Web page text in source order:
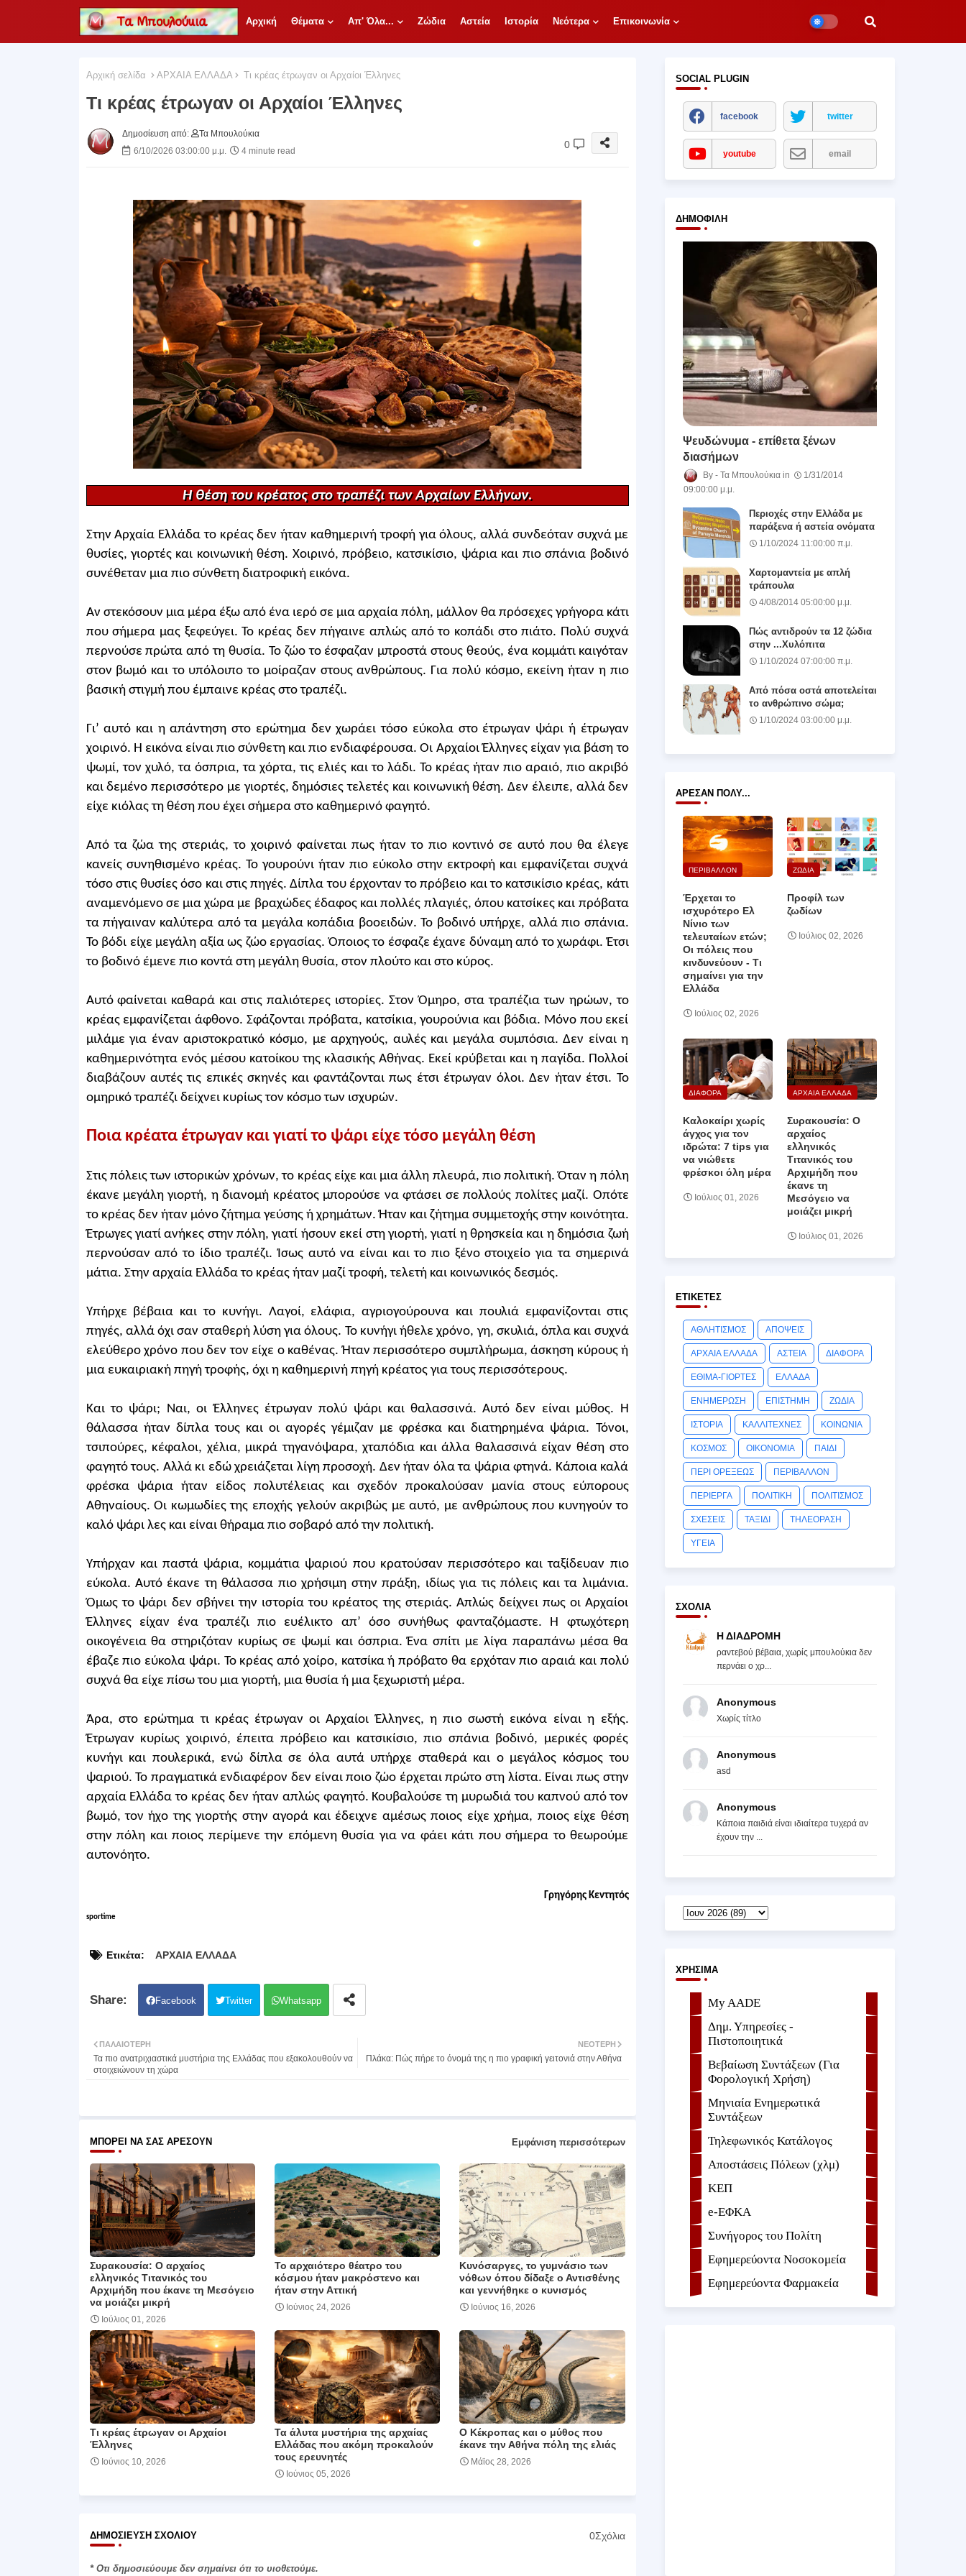
Αρχική Θέματα Απ' Όλα... Ζώδια Αστεία Ιστορία Νεότερα Επικοινωνία
Αρχική σελίδα ΑΡΧΑΙΑ ΕΛΛΑΔΑ Τι κρέας έτρωγαν οι Αρχαίοι Έλληνες
Τι κρέας έτρωγαν οι Αρχαίοι Έλληνες
Δημοσίευση από:
Τα Μπουλούκια
6/10/2026 03:00:00 μ.μ.
4 minute read
0
Η θέση του κρέατος στο τραπέζι των Αρχαίων Ελλήνων.
Στην Αρχαία Ελλάδα το κρέας δεν ήταν καθημερινή τροφή για όλους, αλλά συνδεόταν συχνά με
θυσίες, γιορτές και κοινωνική θέση. Χοιρινό, πρόβειο, κατσικίσιο, ψάρια και πιο σπάνια βοδινό
συνέθεταν μια πιο σύνθετη διατροφική εικόνα.
Αν στεκόσουν μια μέρα έξω από ένα ιερό σε μια αρχαία πόλη, μάλλον θα πρόσεχες γρήγορα κάτι
που σήμερα μας ξεφεύγει. Το κρέας δεν πήγαινε απλώς από το κοπάδι στο πιάτο. Πολύ συχνά
περνούσε πρώτα από τη θυσία. Το ζώο το έσφαζαν μπροστά στους θεούς, ένα κομμάτι καιγόταν
στον βωμό και το υπόλοιπο το μοίραζαν στους ανθρώπους. Για πολύ κόσμο, εκείνη ήταν η πιο
βασική στιγμή που έμπαινε κρέας στο τραπέζι.
Γι’ αυτό και η απάντηση στο ερώτημα δεν χωράει τόσο εύκολα στο έτρωγαν ψάρι ή έτρωγαν
χοιρινό. Η εικόνα είναι πιο σύνθετη και πιο ενδιαφέρουσα. Οι Αρχαίοι Έλληνες είχαν για βάση το
ψωμί, τον χυλό, τα όσπρια, τα χόρτα, τις ελιές και το λάδι. Το κρέας ήταν πιο αραιό, πιο ακριβό
και δεμένο περισσότερο με γιορτές, δημόσιες τελετές και κοινωνική θέση. Δεν έλειπε, αλλά δεν
είχε κιόλας τη θέση που έχει σήμερα στο καθημερινό φαγητό.
Από τα ζώα της στεριάς, το χοιρινό φαίνεται πως ήταν το πιο κοντινό σε αυτό που θα έλεγε
κανείς συνηθισμένο κρέας. Το γουρούνι ήταν πιο εύκολο στην εκτροφή και εμφανίζεται συχνά
τόσο στις θυσίες όσο και στις πηγές. Δίπλα του έρχονταν το πρόβειο και το κατσικίσιο κρέας, κάτι
αναμενόμενο σε μια χώρα με βραχώδες έδαφος και πολλές πλαγιές, όπου κατσίκες και πρόβατα
τα πήγαιναν καλύτερα από τα μεγάλα κοπάδια βοοειδών. Το βοδινό υπήρχε, αλλά πιο σπάνια.
Το βόδι είχε μεγάλη αξία ως ζώο εργασίας. Όποιος το έσφαζε έχανε δύναμη από το χωράφι. Έτσι
το βοδινό έμενε πιο κοντά στη μεγάλη θυσία, στον πλούτο και στο κύρος.
Αυτό φαίνεται καθαρά και στις παλιότερες ιστορίες. Στον Όμηρο, στα τραπέζια των ηρώων, το
κρέας εμφανίζεται άφθονο. Σφάζονται πρόβατα, κατσίκια, γουρούνια και βόδια. Μόνο που εκεί
μιλάμε για έναν αριστοκρατικό κόσμο, με αρχηγούς, αυλές και μεγάλα συμπόσια. Δεν είναι η
καθημερινότητα ενός μέσου κατοίκου της κλασικής Αθήνας. Εκεί κρύβεται και η παγίδα. Πολλοί
διαβάζουν αυτές τις επικές σκηνές και φαντάζονται πως έτσι έτρωγαν όλοι. Δεν ήταν έτσι. Το
ομηρικό τραπέζι δείχνει κυρίως τον κόσμο των ισχυρών.
Ποια κρέατα έτρωγαν και γιατί το ψάρι είχε τόσο μεγάλη θέση
Στις πόλεις των ιστορικών χρόνων, το κρέας είχε και μια άλλη πλευρά, πιο πολιτική. Όταν η πόλη
έκανε μεγάλη γιορτή, η διανομή κρέατος μπορούσε να φτάσει σε πολλούς πολίτες μαζί. Οπότε
το κρέας δεν ήταν μόνο ζήτημα γεύσης ή χρημάτων. Ήταν και ζήτημα συμμετοχής στην κοινότητα.
Έτρωγες γιατί ανήκες στην πόλη, γιατί ήσουν εκεί στη γιορτή, γιατί η θρησκεία και η δημόσια ζωή
περνούσαν από το ίδιο τραπέζι. Ίσως αυτό να είναι και το πιο ξένο στοιχείο για τα σημερινά
μάτια. Στην αρχαία Ελλάδα το κρέας ήταν μαζί τροφή, τελετή και κοινωνικός δεσμός.
Υπήρχε βέβαια και το κυνήγι. Λαγοί, ελάφια, αγριογούρουνα και πουλιά εμφανίζονται στις
πηγές, αλλά όχι σαν σταθερή λύση για όλους. Το κυνήγι ήθελε χρόνο, γη, σκυλιά, όπλα και συχνά
ελεύθερο χρόνο που δεν τον είχε ο καθένας. Ήταν περισσότερο συμπλήρωμα, άσκηση κύρους ή
μια ευκαιριακή πηγή τροφής, όχι η καθημερινή πηγή κρέατος για τους περισσότερους.
Και το ψάρι; Ναι, οι Έλληνες έτρωγαν πολύ ψάρι και θαλασσινά. Αυτό δεν είναι μύθος. Η
θάλασσα ήταν δίπλα τους και οι αγορές γέμιζαν με φρέσκα και διατηρημένα ψάρια. Τόνοι,
τσιπούρες, κέφαλοι, χέλια, μικρά τηγανόψαρα, χταπόδια και άλλα θαλασσινά είχαν θέση στο
φαγητό τους. Αλλά κι εδώ χρειάζεται λίγη προσοχή. Δεν ήταν όλα τα ψάρια φτηνά. Κάποια καλά
φρέσκα ψάρια ήταν είδος πολυτέλειας και σχεδόν προκαλούσαν μανία στους εύπορους
Αθηναίους. Οι κωμωδίες της εποχής γελούν ακριβώς με αυτό, με ανθρώπους που κυνηγούν το
καλό ψάρι λες και είναι θήραμα πιο σοβαρό από την πολιτική.
Υπήρχαν και παστά ψάρια, κομμάτια ψαριού που κρατούσαν περισσότερο και ταξίδευαν πιο
εύκολα. Αυτό έκανε τη θάλασσα πιο χρήσιμη στην πράξη, ιδίως για τις πόλεις και τα λιμάνια.
Όμως το ψάρι δεν σβήνει την ιστορία του κρέατος της στεριάς. Απλώς δείχνει πως οι Αρχαίοι
Έλληνες είχαν ένα τραπέζι πιο ευέλικτο απ’ όσο συνήθως φανταζόμαστε. Η φτωχότερη
οικογένεια θα στηριζόταν κυρίως σε ψωμί και όσπρια. Ένα σπίτι με λίγα παραπάνω μέσα θα
έβαζε πιο εύκολα ψάρι. Το κρέας από χοίρο, κατσίκα ή πρόβατο θα ερχόταν πιο αραιά και πολύ
συχνά θα είχε πίσω του μια γιορτή, μια θυσία ή μια ξεχωριστή μέρα.
Άρα, στο ερώτημα τι κρέας έτρωγαν οι Αρχαίοι Έλληνες, η πιο σωστή εικόνα είναι η εξής.
Έτρωγαν κυρίως χοιρινό, έπειτα πρόβειο και κατσικίσιο, πιο σπάνια βοδινό, μερικές φορές
κυνήγι και πουλερικά, ενώ δίπλα σε όλα αυτά υπήρχε σταθερά και ο μεγάλος κόσμος του
ψαριού. Το πραγματικά ενδιαφέρον δεν είναι ποιο ζώο έρχεται πρώτο στη λίστα. Είναι πως στην
αρχαία Ελλάδα το κρέας δεν ήταν απλώς φαγητό. Κουβαλούσε τη μυρωδιά του καπνού από τον
βωμό, τον ήχο της γιορτής στην αγορά και έδειχνε αμέσως ποιος είχε χρήμα, ποιος είχε θέση
στην πόλη και ποιος περίμενε την επόμενη θυσία για να φάει κάτι που σήμερα το θεωρούμε
αυτονόητο.
Γρηγόρης Κεντητός
sportime
Ετικέτα: ΑΡΧΑΙΑ ΕΛΛΑΔΑ
Facebook Twitter Whatsapp
ΝΕΌΤΕΡΗ
Πλάκα: Πώς πήρε το όνομά της η πιο γραφική γειτονιά στην Αθήνα
ΠΑΛΑΙΌΤΕΡΗ
Τα πιο ανατριχιαστικά μυστήρια της Ελλάδας που εξακολουθούν να
στοιχειώνουν τη χώρα
ΜΠΟΡΕΊ ΝΑ ΣΑΣ ΑΡΈΣΟΥΝ Εμφάνιση περισσότερων
Συρακουσία: Ο αρχαίος
ελληνικός Τιτανικός του
Αρχιμήδη που έκανε τη Μεσόγειο
να μοιάζει μικρή
Ιούλιος 01, 2026
Το αρχαιότερο θέατρο του
κόσμου ήταν μακρόστενο και
ήταν στην Αττική
Ιούνιος 24, 2026
Κυνόσαργες, το γυμνάσιο των
νόθων όπου δίδαξε ο Αντισθένης
και γεννήθηκε ο κυνισμός
Ιούνιος 16, 2026
Τι κρέας έτρωγαν οι Αρχαίοι
Έλληνες
Ιούνιος 10, 2026
Τα άλυτα μυστήρια της αρχαίας
Ελλάδας που ακόμη προκαλούν
τους ερευνητές
Ιούνιος 05, 2026
Ο Κέκροπας και ο μύθος που
έκανε την Αθήνα πόλη της ελιάς
Μάϊος 28, 2026
ΔΗΜΟΣΊΕΥΣΗ ΣΧΟΛΊΟΥ 0Σχόλια
* Οτι δημοσιεύουμε δεν σημαίνει ότι το υιοθετούμε.
SOCIAL PLUGIN
facebook twitter
youtube email
ΔΗΜΟΦΙΛΉ
Ψευδώνυμα - επίθετα ξένων
διασήμων
Τα Μπουλούκια
1/31/2014
09:00:00 μ.μ.
Περιοχές στην Ελλάδα με
παράξενα ή αστεία ονόματα
1/10/2024 11:00:00 π.μ.
Χαρτομαντεία με απλή
τράπουλα
4/08/2014 05:00:00 μ.μ.
Πώς αντιδρούν τα 12 ζώδια
στην ...Χυλόπιτα
1/10/2024 07:00:00 π.μ.
Από πόσα οστά αποτελείται
το ανθρώπινο σώμα;
1/10/2024 03:00:00 μ.μ.
ΆΡΕΣΑΝ ΠΟΛΎ...
ΠΕΡΙΒΑΛΛΟΝ
Έρχεται το
ισχυρότερο Ελ
Νίνιο των
τελευταίων ετών;
Οι πόλεις που
κινδυνεύουν ‑ Τι
σημαίνει για την
Ελλάδα
Ιούλιος 02, 2026
ΖΩΔΙΑ
Προφίλ των
ζωδίων
Ιούλιος 02, 2026
ΔΙΑΦΟΡΑ
Καλοκαίρι χωρίς
άγχος για τον
ιδρώτα: 7 tips για
να νιώθετε
φρέσκοι όλη μέρα
Ιούλιος 01, 2026
ΑΡΧΑΙΑ ΕΛΛΑΔΑ
Συρακουσία: Ο
αρχαίος
ελληνικός
Τιτανικός του
Αρχιμήδη που
έκανε τη
Μεσόγειο να
μοιάζει μικρή
Ιούλιος 01, 2026
ΕΤΙΚΈΤΕΣ
ΑΘΛΗΤΙΣΜΟΣ ΑΠΟΨΕΙΣ
ΑΡΧΑΙΑ ΕΛΛΑΔΑ ΑΣΤΕΙΑ ΔΙΑΦΟΡΑ
ΕΘΙΜΑ-ΓΙΟΡΤΕΣ ΕΛΛΑΔΑ
ΕΝΗΜΕΡΩΣΗ ΕΠΙΣΤΗΜΗ ΖΩΔΙΑ
ΙΣΤΟΡΙΑ ΚΑΛΛΙΤΕΧΝΕΣ ΚΟΙΝΩΝΙΑ
ΚΟΣΜΟΣ ΟΙΚΟΝΟΜΙΑ ΠΑΙΔΙ
ΠΕΡΙ ΟΡΕΞΕΩΣ ΠΕΡΙΒΑΛΛΟΝ
ΠΕΡΙΕΡΓΑ ΠΟΛΙΤΙΚΗ ΠΟΛΙΤΙΣΜΟΣ
ΣΧΕΣΕΙΣ ΤΑΞΙΔΙ ΤΗΛΕΟΡΑΣΗ
ΥΓΕΙΑ
ΣΧΌΛΙΑ
Η ΔΙΑΔΡΟΜΗ
ραντεβού βέβαια, χωρίς μπουλούκια δεν
περνάει ο χρ...
Anonymous
Χωρίς τίτλο
Anonymous
asd
Anonymous
Κάποια παιδιά είναι ιδιαίτερα τυχερά αν
έχουν την ...
ΧΡΉΣΙΜΑ
My AADE
Δημ. Υπηρεσίες -
Πιστοποιητικά
Βεβαίωση Συντάξεων (Για
Φορολογική Χρήση)
Μηνιαία Ενημερωτικά
Συντάξεων
Τηλεφωνικός Κατάλογος
Αποστάσεις Πόλεων (χλμ)
ΚΕΠ
e-ΕΦKA
Συνήγορος του Πολίτη
Εφημερεύοντα Νοσοκομεία
Εφημερεύοντα Φαρμακεία